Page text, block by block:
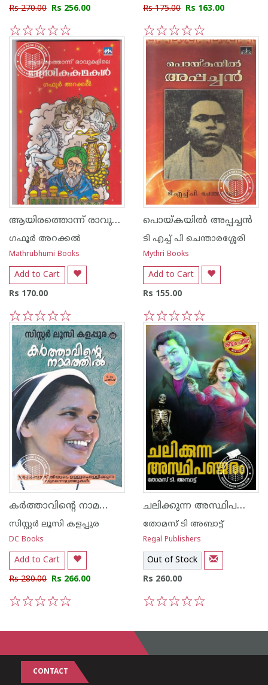
Rs 270.00 Rs 256.00
5
4
3
2
1
Rs 175.00 Rs 163.00
5
4
3
2
1
ആയിരത്തൊന്ന് രാവുകളിലെ മാന്ത്രിക കഥകള്‍
ഗഫൂര്‍ അറക്കല്‍
Mathrubhumi Books
Add to Cart
Rs 170.00
5
4
3
2
1
പൊയ്കയില്‍ അപ്പച്ചന്‍
ടി എച്ച് പി ചെന്താരശ്ശേരി
Mythri Books
Add to Cart
Rs 155.00
5
4
3
2
1
കർത്താവിന്റെ നാമത്തിൽ
സിസ്റ്റര്‍ ലൂസി കളപ്പുര
DC Books
Add to Cart
Rs 280.00 Rs 266.00
ചലിക്കുന്ന അസ്ഥിപഞ്ജരം
തോമസ് ടി അബാട്ട്
Regal Publishers
Out of Stock
Rs 260.00
CONTACT